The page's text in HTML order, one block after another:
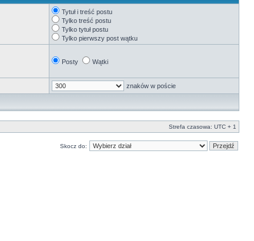
Tytuł i treść postu
Tylko treść postu
Tylko tytuł postu
Tylko pierwszy post wątku
Posty Wątki
znaków w poście
Strefa czasowa: UTC + 1
Skocz do: